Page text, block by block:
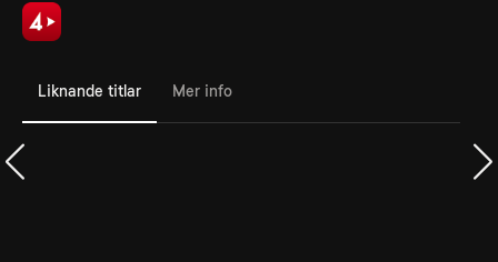
Liknande titlar Mer info